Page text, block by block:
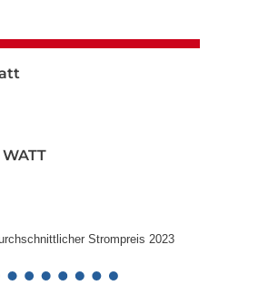
Strompreis 2023